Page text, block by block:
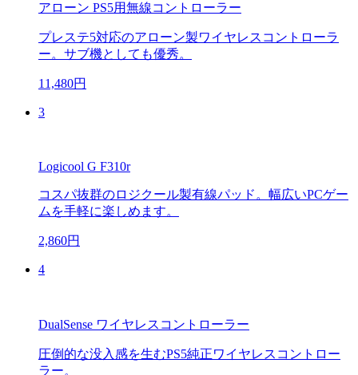
アローン PS5用無線コントローラー
プレステ5対応のアローン製ワイヤレスコントローラ
ー。サブ機としても優秀。
11,480円
3
Logicool G F310r
コスパ抜群のロジクール製有線パッド。幅広いPCゲー
ムを手軽に楽しめます。
2,860円
4
DualSense ワイヤレスコントローラー
圧倒的な没入感を生むPS5純正ワイヤレスコントロー
ラー。